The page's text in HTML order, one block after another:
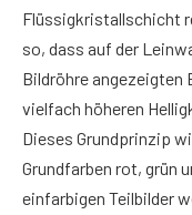
Flüssigkristallschicht
so, dass auf der
Bildröhre angezeigten
vielfach höheren
Dieses Grundprinzip
Grundfarben rot, grün
einfarbigen Teilbilder